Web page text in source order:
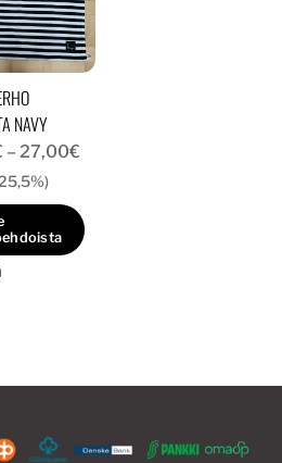
NAVY
– 27,00€
-
27,00€
Ale